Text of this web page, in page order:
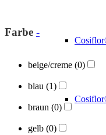
Farbe -
beige/creme (0)
blau (1)
braun (0)
gelb (0)